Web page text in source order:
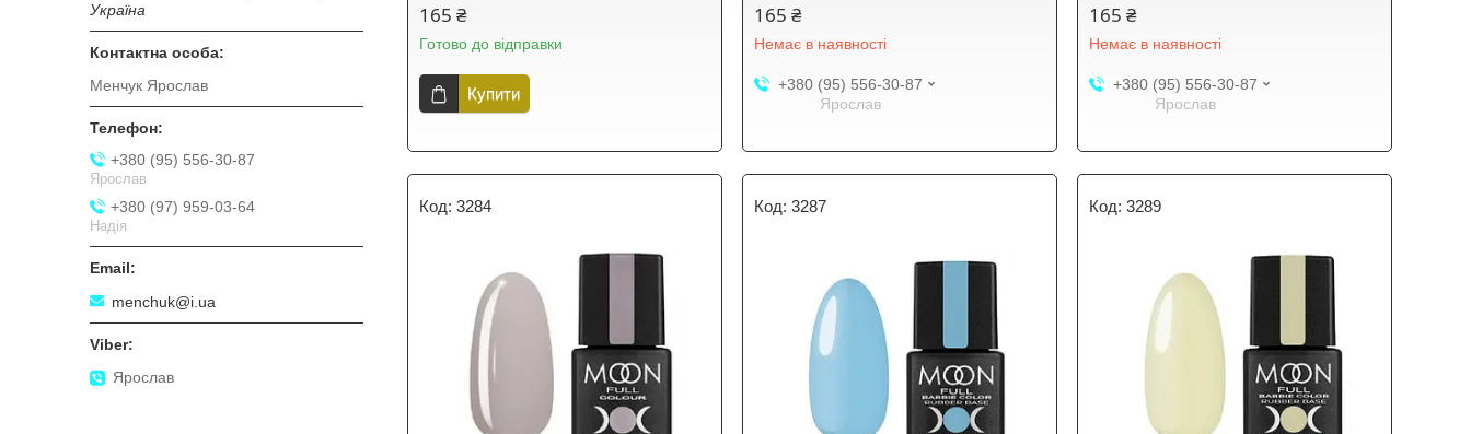
165 ₴
Готово до відправки
Купити
165 ₴
Немає в наявності
+380 (95) 556-30-87
Ярослав
165 ₴
Немає в наявності
+380 (95) 556-30-87
Ярослав
3284 3287 3289
Україна
Менчук Ярослав
+380 (95) 556-30-87
Ярослав
+380 (97) 959-03-64
Надія
menchuk@i.ua
Ярослав